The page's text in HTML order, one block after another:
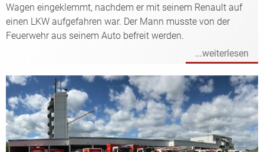
Wagen eingeklemmt, nachdem er mit seinem Renault auf
einen LKW aufgefahren war. Der Mann musste von der
Feuerwehr aus seinem Auto befreit werden.
...weiterlesen